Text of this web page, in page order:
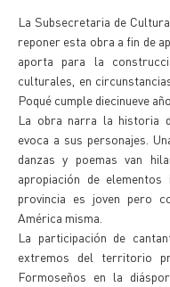
La Subsecretaria de
reponer esta obra a fin de
aporta para la
culturales, en
Poqué cumple diecinueve
La obra narra la historia
evoca a sus personajes.
danzas y poemas van
apropiación de
provincia es joven pero
América misma.
La participación de
extremos del territorio
Formoseños en la